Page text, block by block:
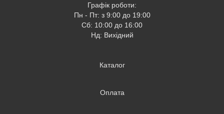
Графік роботи:
Пн - Пт: з 9:00 до 19:00
Сб: 10:00 до 16:00
Нд: Вихідний
Каталог
Оплата